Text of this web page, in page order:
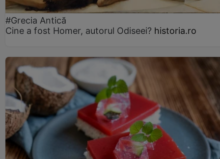
#Grecia Antică
Cine a fost Homer, autorul Odiseei? historia.ro